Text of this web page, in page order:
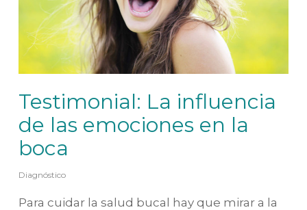
Testimonial: La influencia
de las emociones en la
boca
Diagnóstico
Para cuidar la salud bucal hay que mirar a la